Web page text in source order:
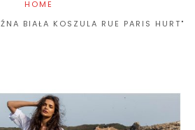
HOME
BIAŁA KOSZULA RUE PARIS HURT"